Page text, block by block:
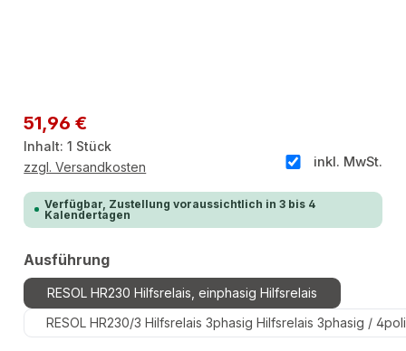
Regulärer Preis:
51,96 €
Inhalt:1 Stück
inkl. MwSt.
zzgl. Versandkosten
Verfügbar, Zustellung voraussichtlich in 3 bis 4
Kalendertagen
Ausführungauswählen
RESOL HR230 Hilfsrelais, einphasig Hilfsrelais
RESOL HR230/3 Hilfsrelais 3phasig Hilfsrelais 3phasig /